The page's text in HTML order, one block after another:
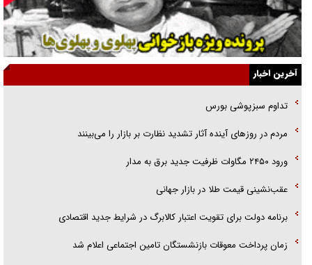
گفت‌وگو با آیت‌الله جاودان/ جفای مخالفان مکانت معنوی رهبر شهید را
ارتقا می‌داد
راننده مست به قانون می‌خندد
همه آقای دوربینی شده‌ایم!
قصه ناتمام سرویس مدارس
آخرین اخبار
تداوم سبزپوشی بورس
مردم در روزهای آینده آثار تشدید نظارت بر بازار را می‌بینند
ورود ۲۴۵۰ مگاوات ظرفیت جدید برق به مدار
عقب‌نشینی قیمت طلا در بازار جهانی
برنامه دولت برای تقویت اعتبار کالابرگ در شرایط جدید اقتصادی
زمان پرداخت معوقات بازنشستگان تامین اجتماعی اعلام شد